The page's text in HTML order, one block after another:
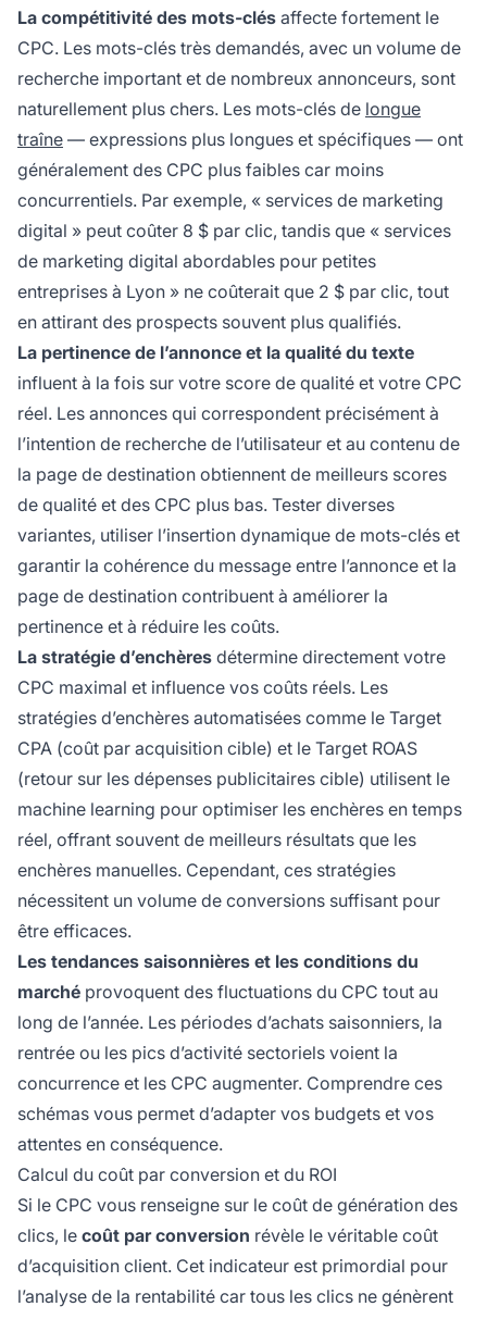
La compétitivité des mots-clés affecte fortement le
CPC. Les mots-clés très demandés, avec un volume de
recherche important et de nombreux annonceurs, sont
naturellement plus chers. Les mots-clés de longue
traîne — expressions plus longues et spécifiques — ont
généralement des CPC plus faibles car moins
concurrentiels. Par exemple, « services de marketing
digital » peut coûter 8 $ par clic, tandis que « services
de marketing digital abordables pour petites
entreprises à Lyon » ne coûterait que 2 $ par clic, tout
en attirant des prospects souvent plus qualifiés.
La pertinence de l’annonce et la qualité du texte
influent à la fois sur votre score de qualité et votre CPC
réel. Les annonces qui correspondent précisément à
l’intention de recherche de l’utilisateur et au contenu de
la page de destination obtiennent de meilleurs scores
de qualité et des CPC plus bas. Tester diverses
variantes, utiliser l’insertion dynamique de mots-clés et
garantir la cohérence du message entre l’annonce et la
page de destination contribuent à améliorer la
pertinence et à réduire les coûts.
La stratégie d’enchères détermine directement votre
CPC maximal et influence vos coûts réels. Les
stratégies d’enchères automatisées comme le Target
CPA (coût par acquisition cible) et le Target ROAS
(retour sur les dépenses publicitaires cible) utilisent le
machine learning pour optimiser les enchères en temps
réel, offrant souvent de meilleurs résultats que les
enchères manuelles. Cependant, ces stratégies
nécessitent un volume de conversions suffisant pour
être efficaces.
Les tendances saisonnières et les conditions du
marché provoquent des fluctuations du CPC tout au
long de l’année. Les périodes d’achats saisonniers, la
rentrée ou les pics d’activité sectoriels voient la
concurrence et les CPC augmenter. Comprendre ces
schémas vous permet d’adapter vos budgets et vos
attentes en conséquence.
Calcul du coût par conversion et du ROI
Si le CPC vous renseigne sur le coût de génération des
clics, le coût par conversion révèle le véritable coût
d’acquisition client. Cet indicateur est primordial pour
l’analyse de la rentabilité car tous les clics ne génèrent